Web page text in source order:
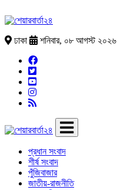
ঢাকা শনিবার, ০৮ আগস্ট ২০২৬
প্রধান সংবাদ
শীর্ষ সংবাদ
পুঁজিবাজার
জাতীয়-রাজনীতি